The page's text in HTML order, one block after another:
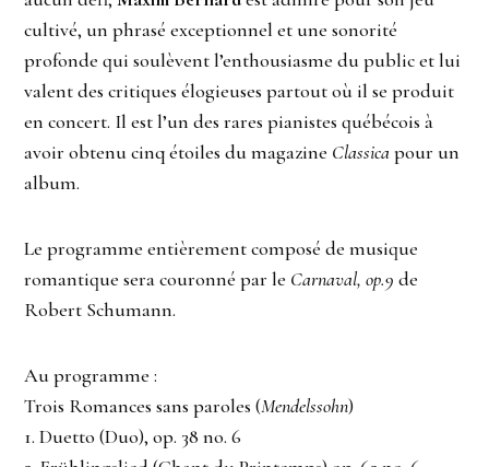
cultivé, un phrasé exceptionnel et une sonorité
profonde qui soulèvent l’enthousiasme du public et lui
valent des critiques élogieuses partout où il se produit
en concert. Il est l’un des rares pianistes québécois à
avoir obtenu cinq étoiles du magazine Classicapour un
album.
Le programme entièrement composé de musique
romantique sera couronné par le Carnaval, op.9de
Robert Schumann.
Au programme :
Trois Romances sans paroles (Mendelssohn)
1. Duetto (Duo), op. 38 no. 6